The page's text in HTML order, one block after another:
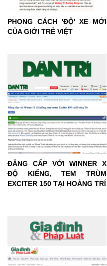
PHONG CÁCH 'ĐỘ' XE MỚI
CỦA GIỚI TRẺ VIỆT
ĐẲNG CẤP VỚI WINNER X
ĐỘ KIỂNG, TEM TRÙM
EXCITER 150 TẠI HOÀNG TRÍ